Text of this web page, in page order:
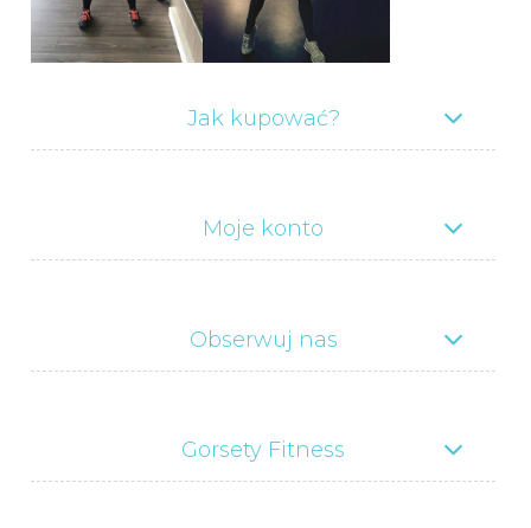
Jak kupować?
Moje konto
Obserwuj nas
Gorsety Fitness